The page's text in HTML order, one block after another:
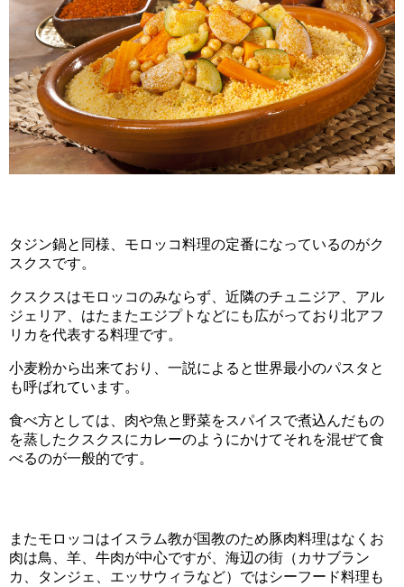
タジン鍋と同様、モロッコ料理の定番になっているのがク
スクスです。
クスクスはモロッコのみならず、近隣のチュニジア、アル
ジェリア、はたまたエジプトなどにも広がっており北アフ
リカを代表する料理です。
小麦粉から出来ており、一説によると世界最小のパスタと
も呼ばれています。
食べ方としては、肉や魚と野菜をスパイスで煮込んだもの
を蒸したクスクスにカレーのようにかけてそれを混ぜて食
べるのが一般的です。
またモロッコはイスラム教が国教のため豚肉料理はなくお
肉は鳥、羊、牛肉が中心ですが、海辺の街（カサブラン
カ、タンジェ、エッサウィラなど）ではシーフード料理も